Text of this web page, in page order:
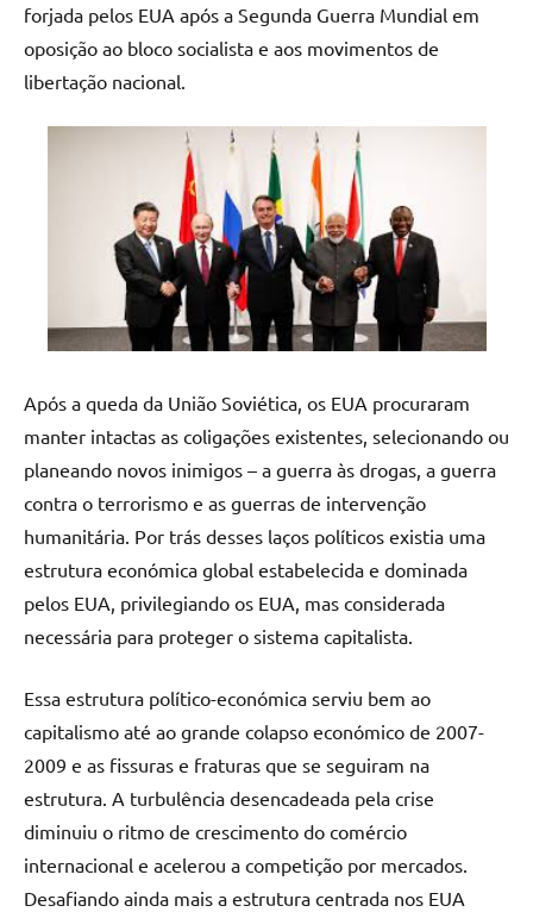
forjada pelos EUA após a Segunda Guerra Mundial em
oposição ao bloco socialista e aos movimentos de
libertação nacional.
Após a queda da União Soviética, os EUA procuraram
manter intactas as coligações existentes, selecionando ou
planeando novos inimigos – a guerra às drogas, a guerra
contra o terrorismo e as guerras de intervenção
humanitária. Por trás desses laços políticos existia uma
estrutura económica global estabelecida e dominada
pelos EUA, privilegiando os EUA, mas considerada
necessária para proteger o sistema capitalista.
Essa estrutura político-económica serviu bem ao
capitalismo até ao grande colapso económico de 2007-
2009 e as fissuras e fraturas que se seguiram na
estrutura. A turbulência desencadeada pela crise
diminuiu o ritmo de crescimento do comércio
internacional e acelerou a competição por mercados.
Desafiando ainda mais a estrutura centrada nos EUA